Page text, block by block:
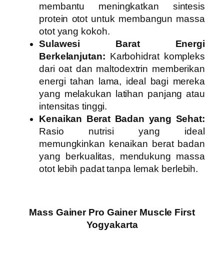
membantu meningkatkan sintesis
protein otot untuk membangun massa
otot yang kokoh.
Sulawesi Barat Energi
Berkelanjutan: Karbohidrat kompleks
dari oat dan maltodextrin memberikan
energi tahan lama, ideal bagi mereka
yang melakukan latihan panjang atau
intensitas tinggi.
Kenaikan Berat Badan yang Sehat:
Rasio nutrisi yang ideal
memungkinkan kenaikan berat badan
yang berkualitas, mendukung massa
otot lebih padat tanpa lemak berlebih.
Mass Gainer Pro Gainer Muscle First
Yogyakarta